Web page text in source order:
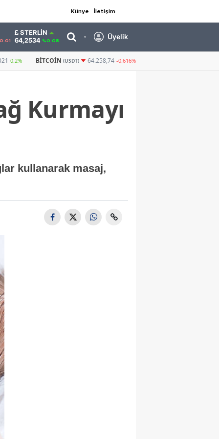
Künye İletişim
STERLIN
64,2534 %0.08 Üyelik
64.258,74 -0.616% GRAM ALTIN 6.539,23 0,72%
Kurmayı
kullanarak masaj,